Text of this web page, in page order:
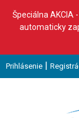
Špeciálna AKCIA
automaticky
Prihlásenie |